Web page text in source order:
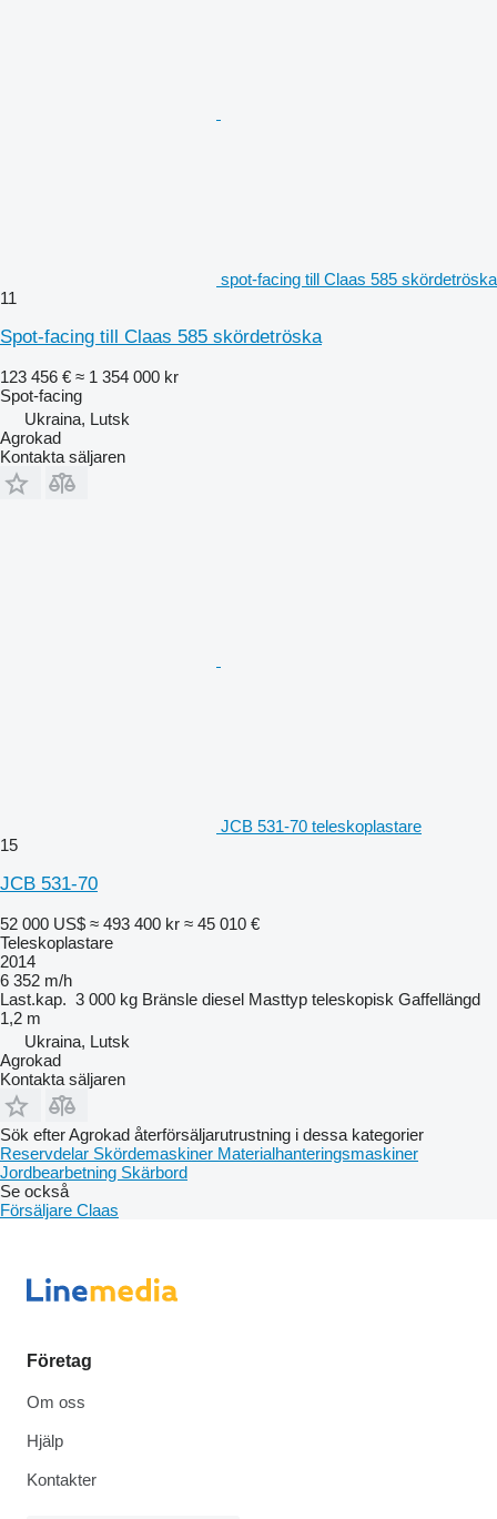
spot-facing till Claas 585 skördetröska
11
Spot-facing till Claas 585 skördetröska
123 456 € ≈ 1 354 000 kr
Spot-facing
Ukraina, Lutsk
Agrokad
Kontakta säljaren
JCB 531-70 teleskoplastare
15
JCB 531-70
52 000 US$ ≈ 493 400 kr ≈ 45 010 €
Teleskoplastare
2014
6 352 m/h
Last.kap. 3 000 kg Bränsle diesel Masttyp teleskopisk Gaffellängd
1,2 m
Ukraina, Lutsk
Agrokad
Kontakta säljaren
Sök efter Agrokad återförsäljarutrustning i dessa kategorier
Reservdelar Skördemaskiner Materialhanteringsmaskiner
Jordbearbetning Skärbord
Se också
Försäljare Claas
Företag
Om oss
Hjälp
Kontakter